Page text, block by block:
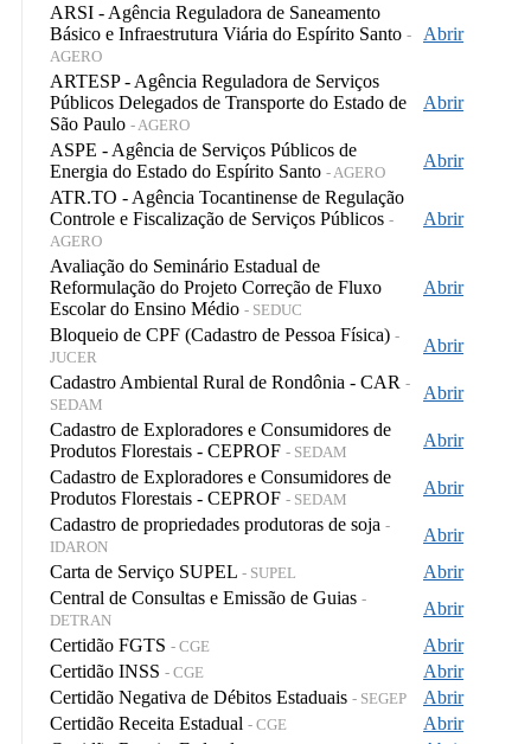
ARSI - Agência Reguladora de Saneamento
Básico e Infraestrutura Viária do Espírito Santo -
AGERO
Abrir
ARTESP - Agência Reguladora de Serviços
Públicos Delegados de Transporte do Estado de
São Paulo - AGERO
Abrir
ASPE - Agência de Serviços Públicos de
Energia do Estado do Espírito Santo - AGERO
Abrir
ATR.TO - Agência Tocantinense de Regulação
Controle e Fiscalização de Serviços Públicos -
AGERO
Abrir
Avaliação do Seminário Estadual de
Reformulação do Projeto Correção de Fluxo
Escolar do Ensino Médio - SEDUC
Abrir
Bloqueio de CPF (Cadastro de Pessoa Física) -
JUCER
Abrir
Cadastro Ambiental Rural de Rondônia - CAR -
SEDAM
Abrir
Cadastro de Exploradores e Consumidores de
Produtos Florestais - CEPROF - SEDAM
Abrir
Cadastro de Exploradores e Consumidores de
Produtos Florestais - CEPROF - SEDAM
Abrir
Cadastro de propriedades produtoras de soja -
IDARON
Abrir
Carta de Serviço SUPEL - SUPEL
Abrir
Central de Consultas e Emissão de Guias -
DETRAN
Abrir
Certidão FGTS - CGE
Abrir
Certidão INSS - CGE
Abrir
Certidão Negativa de Débitos Estaduais - SEGEP
Abrir
Certidão Receita Estadual - CGE
Abrir